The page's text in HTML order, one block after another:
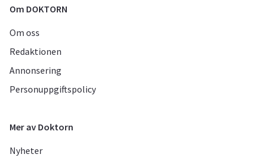
Om DOKTORN
Om oss
Redaktionen
Annonsering
Personuppgiftspolicy
Mer av Doktorn
Nyheter